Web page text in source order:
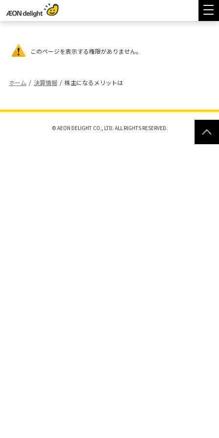
ホーム / 決算情報 / 株主になるメリットは
このページを表示する権限がありません。
© AEON DELIGHT CO., LTD. ALL RIGHTS RESERVED.